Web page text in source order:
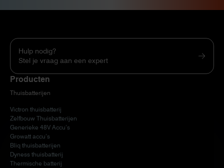
Hulp nodig?
Stel je vraag aan een expert
Producten
Thuisbatterijen
Victron thuisbatterij
Zelfbouw Thuisbatterijen
Generieke 48V Accu’s
Growatt accu’s
Bliq thuisbatterijen
Dyness thuisbatterij
Thermische batterij